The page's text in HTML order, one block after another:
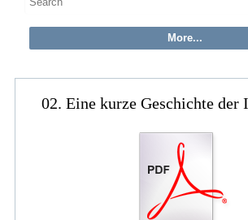
02. Eine kurze Geschichte